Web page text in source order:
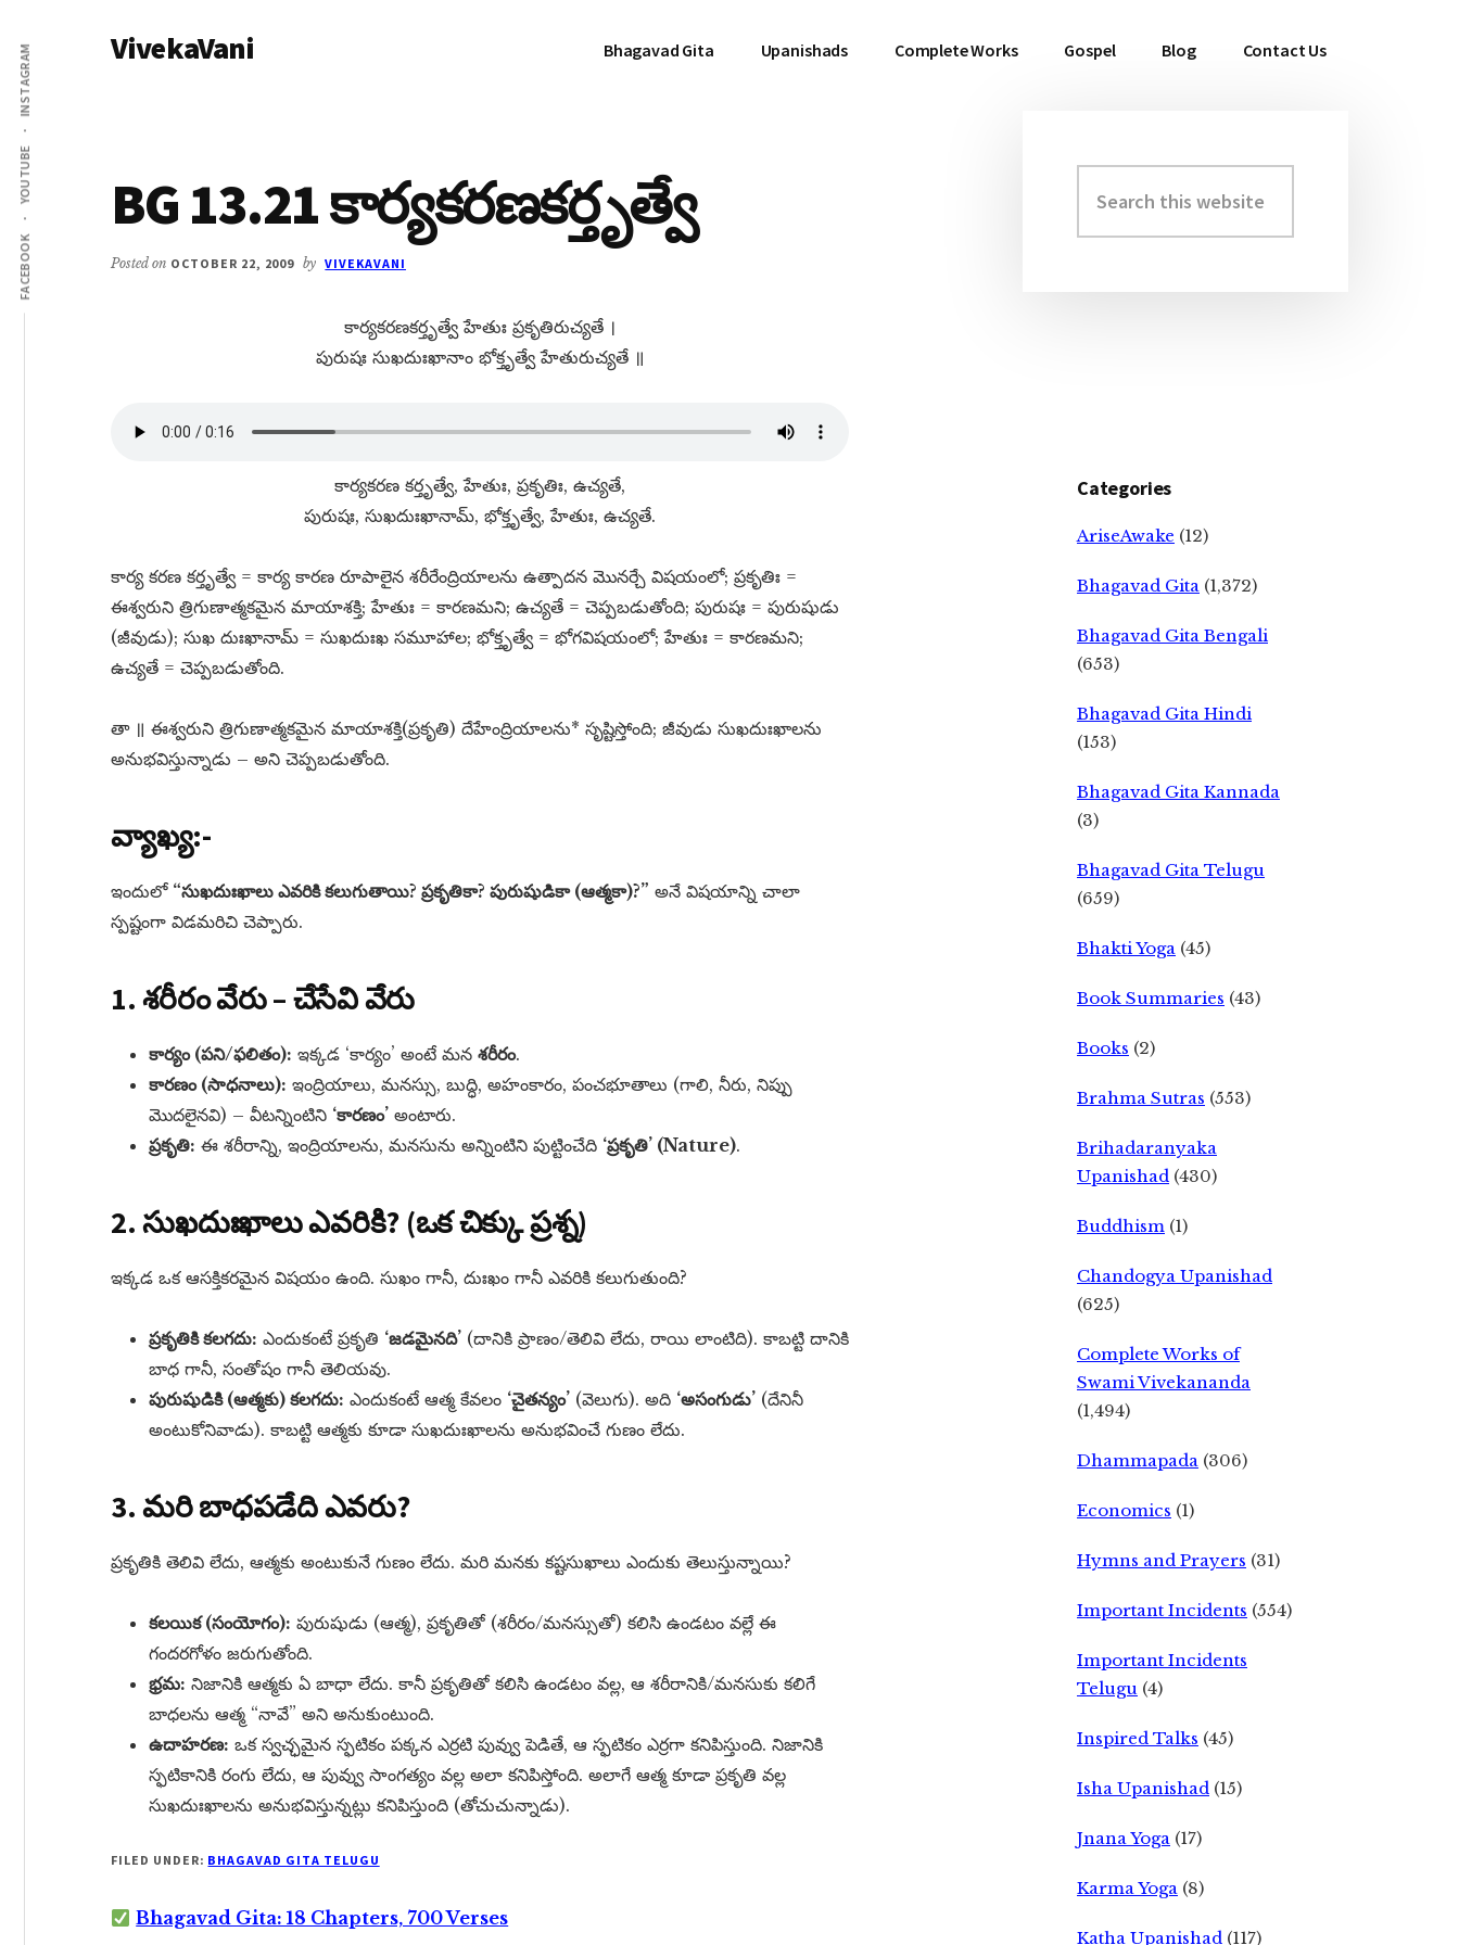
main
content
primary
sidebar
Additional
menu
FACEBOOK
YOUTUBE
INSTAGRAM VivekaVani Bhagavad Gita Upanishads Complete Works Gospel Blog Contact Us
BG 13.21 కార్యకరణకర్తృత్వే
Posted on OCTOBER 22, 2009 by VIVEKAVANI
కార్యకరణకర్తృత్వే హేతుః ప్రకృతిరుచ్యతే ।
పురుషః సుఖదుఃఖానాం భోక్తృత్వే హేతురుచ్యతే ॥
కార్యకరణ కర్తృత్వే, హేతుః, ప్రకృతిః, ఉచ్యతే,
పురుషః, సుఖదుఃఖానామ్​, భోక్తృత్వే, హేతుః, ఉచ్యతే.
కార్య కరణ కర్తృత్వే = కార్య కారణ రూపాలైన శరీరేంద్రియాలను ఉత్పాదన మొనర్చే విషయంలో; ప్రకృతిః =
ఈశ్వరుని త్రిగుణాత్మకమైన మాయాశక్తి; హేతుః = కారణమని; ఉచ్యతే = చెప్పబడుతోంది; పురుషః = పురుషుడు
(జీవుడు); సుఖ దుఃఖానామ్​ = సుఖదుఃఖ సమూహాల; భోక్తృత్వే = భోగవిషయంలో; హేతుః = కారణమని;
ఉచ్యతే = చెప్పబడుతోంది.
తా ॥ ఈశ్వరుని త్రిగుణాత్మకమైన మాయాశక్తి(ప్రకృతి) దేహేంద్రియాలను* సృష్టిస్తోంది; జీవుడు సుఖదుఃఖాలను
అనుభవిస్తున్నాడు – అని చెప్పబడుతోంది.
వ్యాఖ్య:-
ఇందులో “సుఖదుఃఖాలు ఎవరికి కలుగుతాయి? ప్రకృతికా? పురుషుడికా (ఆత్మకా)?” అనే విషయాన్ని చాలా
స్పష్టంగా విడమరిచి చెప్పారు.
1. శరీరం వేరు – చేసేవి వేరు
కార్యం (పని/ఫలితం): ఇక్కడ ‘కార్యం’ అంటే మన శరీరం.
కారణం (సాధనాలు): ఇంద్రియాలు, మనస్సు, బుద్ధి, అహంకారం, పంచభూతాలు (గాలి, నీరు, నిప్పు
మొదలైనవి) – వీటన్నింటిని ‘కారణం’ అంటారు.
ప్రకృతి: ఈ శరీరాన్ని, ఇంద్రియాలను, మనసును అన్నింటిని పుట్టించేది ‘ప్రకృతి’ (Nature).
2. సుఖదుఃఖాలు ఎవరికి? (ఒక చిక్కు ప్రశ్న)
ఇక్కడ ఒక ఆసక్తికరమైన విషయం ఉంది. సుఖం గానీ, దుఃఖం గానీ ఎవరికి కలుగుతుంది?
ప్రకృతికి కలగదు: ఎందుకంటే ప్రకృతి ‘జడమైనది’ (దానికి ప్రాణం/తెలివి లేదు, రాయి లాంటిది). కాబట్టి దానికి
బాధ గానీ, సంతోషం గానీ తెలియవు.
పురుషుడికి (ఆత్మకు) కలగదు: ఎందుకంటే ఆత్మ కేవలం ‘చైతన్యం’ (వెలుగు). అది ‘అసంగుడు’ (దేనినీ
అంటుకోనివాడు). కాబట్టి ఆత్మకు కూడా సుఖదుఃఖాలను అనుభవించే గుణం లేదు.
3. మరి బాధపడేది ఎవరు?
ప్రకృతికి తెలివి లేదు, ఆత్మకు అంటుకునే గుణం లేదు. మరి మనకు కష్టసుఖాలు ఎందుకు తెలుస్తున్నాయి?
కలయిక (సంయోగం): పురుషుడు (ఆత్మ), ప్రకృతితో (శరీరం/మనస్సుతో) కలిసి ఉండటం వల్లే ఈ
గందరగోళం జరుగుతోంది.
భ్రమ: నిజానికి ఆత్మకు ఏ బాధా లేదు. కానీ ప్రకృతితో కలిసి ఉండటం వల్ల, ఆ శరీరానికి/మనసుకు కలిగే
బాధలను ఆత్మ “నావే” అని అనుకుంటుంది.
ఉదాహరణ: ఒక స్వచ్ఛమైన స్ఫటికం పక్కన ఎర్రటి పువ్వు పెడితే, ఆ స్ఫటికం ఎర్రగా కనిపిస్తుంది. నిజానికి
స్ఫటికానికి రంగు లేదు, ఆ పువ్వు సాంగత్యం వల్ల అలా కనిపిస్తోంది. అలాగే ఆత్మ కూడా ప్రకృతి వల్ల
సుఖదుఃఖాలను అనుభవిస్తున్నట్లు కనిపిస్తుంది (తోచుచున్నాడు).
FILED UNDER: BHAGAVAD GITA TELUGU
Bhagavad Gita: 18 Chapters, 700 Verses
Primary
Sidebar
this
website
Categories
AriseAwake (12)
Bhagavad Gita (1,372)
Bhagavad Gita Bengali
(653)
Bhagavad Gita Hindi
(153)
Bhagavad Gita Kannada
(3)
Bhagavad Gita Telugu
(659)
Bhakti Yoga (45)
Book Summaries (43)
Books (2)
Brahma Sutras (553)
Brihadaranyaka
Upanishad (430)
Buddhism (1)
Chandogya Upanishad
(625)
Complete Works of
Swami Vivekananda
(1,494)
Dhammapada (306)
Economics (1)
Hymns and Prayers (31)
Important Incidents (554)
Important Incidents
Telugu (4)
Inspired Talks (45)
Isha Upanishad (15)
Jnana Yoga (17)
Karma Yoga (8)
Katha Upanishad (117)